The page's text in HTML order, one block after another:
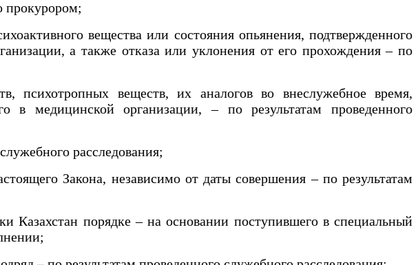
прокурором;
вещества или состояния опьянения, подтвержденного
а также отказа или уклонения от его прохождения – по
психотропных веществ, их аналогов во внеслужебное время,
в медицинской организации, – по результатам проведенного
расследования;
Закона, независимо от даты совершения – по результатам
Казахстан порядке – на основании поступившего в специальный